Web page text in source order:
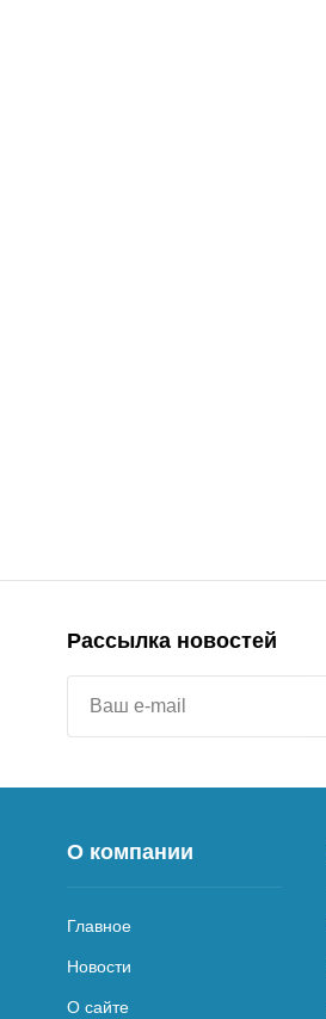
Рассылка новостей
О компании
Главное
Новости
О сайте